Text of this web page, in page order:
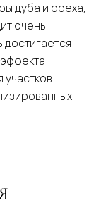
дуба и ореха,
очень
участков